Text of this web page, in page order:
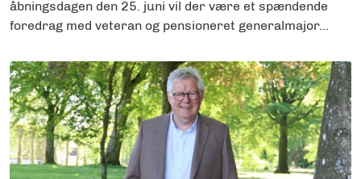
åbningsdagen den 25. juni vil der være et spændende
foredrag med veteran og pensioneret generalmajor...